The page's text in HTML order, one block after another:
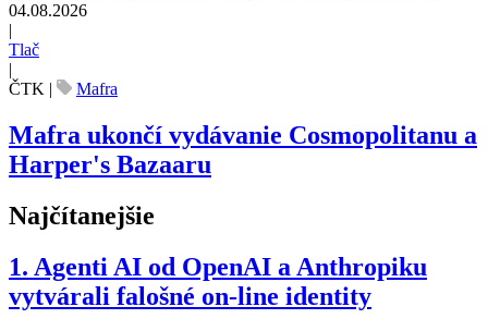
04.08.2026
|
Tlač
|
ČTK | Mafra
Mafra ukončí vydávanie Cosmopolitanu a
Harper's Bazaaru
Najčítanejšie
1. Agenti AI od OpenAI a Anthropiku
vytvárali falošné on-line identity